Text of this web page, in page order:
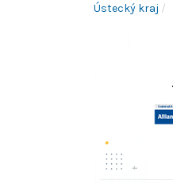
Ústecký kraj